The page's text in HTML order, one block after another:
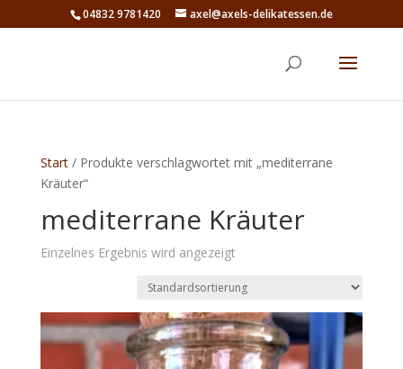
04832 9781420 axel@axels-delikatessen.de
Start/ Produkte verschlagwortet mit „mediterrane
Kräuter“
mediterrane Kräuter
Einzelnes Ergebnis wird angezeigt